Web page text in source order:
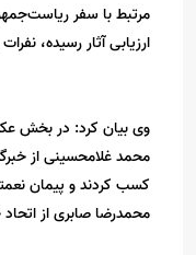
مرتبط با سفر
ارزیابی آثار رسیده،
وی بیان کرد: در بخش
محمد غلامحسینی از
کسب کردند و پیمان
محمدرضا صابری از